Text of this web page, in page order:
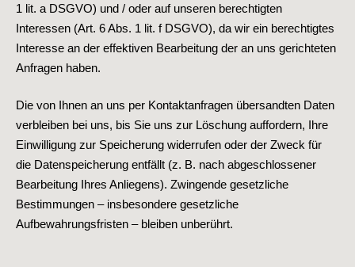
1 lit. a DSGVO) und / oder auf unseren berechtigten
Interessen (Art. 6 Abs. 1 lit. f DSGVO), da wir ein berechtigtes
Interesse an der effektiven Bearbeitung der an uns gerichteten
Anfragen haben.
Die von Ihnen an uns per Kontaktanfragen übersandten Daten
verbleiben bei uns, bis Sie uns zur Löschung auffordern, Ihre
Einwilligung zur Speicherung widerrufen oder der Zweck für
die Datenspeicherung entfällt (z. B. nach abgeschlossener
Bearbeitung Ihres Anliegens). Zwingende gesetzliche
Bestimmungen – insbesondere gesetzliche
Aufbewahrungsfristen – bleiben unberührt.